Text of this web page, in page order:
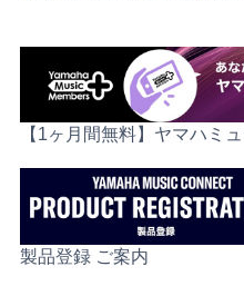
【1ヶ月間無料】ヤマハミ
製品登録 ご案内